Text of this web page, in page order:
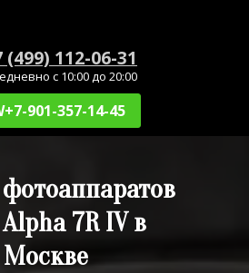
(499) 112-06-31
с 10:00 до 20:00
901-357-14-45
7R IV в
Москве